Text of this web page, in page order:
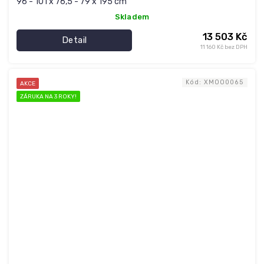
Skladem
11 160 Kč bez DPH
13 503 Kč
Detail
AKCE
ZÁRUKA NA 3 ROKY!
Kód: XMOO0065